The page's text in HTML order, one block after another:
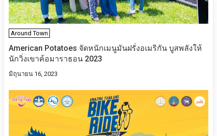
Around Town
American Potatoes จัดหนักเมนูมันฝรั่งอเมริกัน บูสพลังให้
นักวิ่งเขาค้อมาราธอน 2023
มิถุนายน 16, 2023